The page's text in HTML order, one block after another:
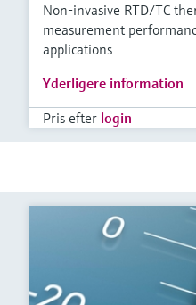
Non-invasive RTD/TC
measurement
applications
Yderligere information
Pris efter login